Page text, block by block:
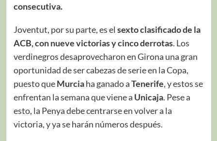
consecutiva.
Joventut, por su parte, es el sexto clasificado de la
ACB, con nueve victorias y cinco derrotas. Los
verdinegros desaprovecharon en Girona una gran
oportunidad de ser cabezas de serie en la Copa,
puesto queMurciaha ganado aTenerife, y estos se
enfrentan la semana que viene a Unicaja. Pese a
esto, la Penya debe centrarse en volver a la
victoria, y ya se harán números después.